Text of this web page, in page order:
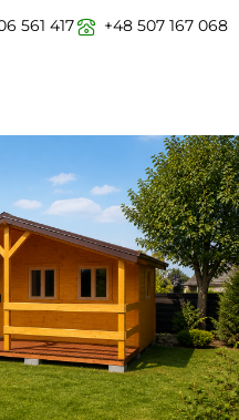
561 417 +48 507 167 068